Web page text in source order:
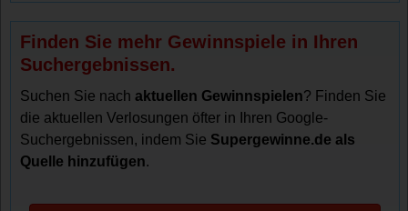
Finden Sie mehr Gewinnspiele in Ihren
Suchergebnissen.
Suchen Sie nachaktuellen Gewinnspielen? Finden Sie
die aktuellen Verlosungen öfter in Ihren Google-
Suchergebnissen, indem Sie Supergewinne.de als
Quelle hinzufügen.